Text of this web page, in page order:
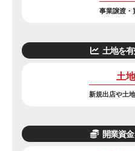
事業譲渡・
土地を
土
新規出店や土
開業資